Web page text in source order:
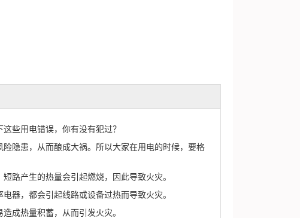
些用电错误，你有没有犯过？
隐患，从而酿成大祸。所以大家在用电的时候，要格
产生的热量会引起燃烧，因此导致火灾。
，都会引起线路或设备过热而导致火灾。
成热量积蓄，从而引发火灾。